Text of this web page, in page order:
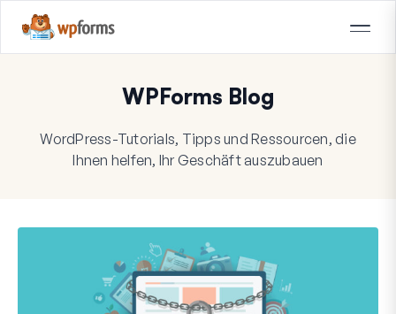
WPForms Blog
WordPress-Tutorials, Tipps und Ressourcen, die
Ihnen helfen, Ihr Geschäft auszubauen